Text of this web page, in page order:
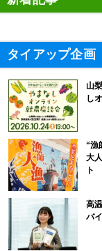
タイアップ企画
山
し
“漁
大
ト
高
バ